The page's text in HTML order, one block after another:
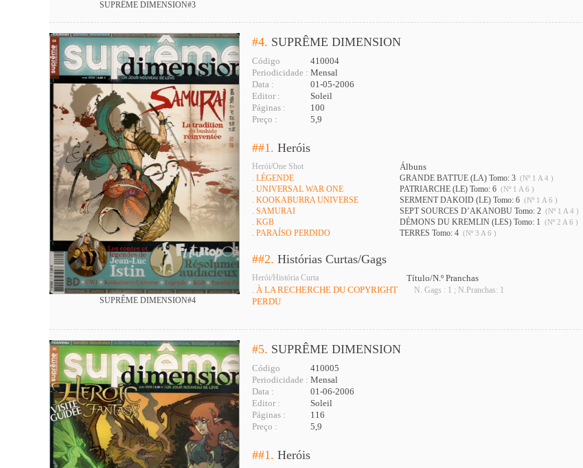
SUPRÊME DIMENSION#3
SUPRÊME DIMENSION#4
#4. SUPRÊME DIMENSION
Código
410004
Periodicidade : Mensal
Data :
01-05-2006
Editor :
Soleil
Páginas :
100
Preço :
5,9
##1. Heróis
Herói/One Shot Álbuns
. LÉGENDE GRANDE BATTUE (LA) Tomo: 3 (Nº 1 A 4 )
. UNIVERSAL WAR ONE PATRIARCHE (LE) Tomo: 6 (Nº 1 A 6 )
. KOOKABURRA UNIVERSE SERMENT DAKOID (LE) Tomo: 6 (Nº 1 A 6 )
. SAMURAI SEPT SOURCES D’AKANOBU Tomo: 2 (Nº 1 A 4 )
. KGB DÉMONS DU KREMLIN (LES) Tomo: 1 (Nº 2 A 6 )
. PARAÍSO PERDIDO TERRES Tomo: 4 (Nº 3 A 6 )
##2. Histórias Curtas/Gags
Herói/História Curta
Título/N.º Pranchas
. À LA RECHERCHE DU COPYRIGHT
PERDU
N. Gags : 1 ; N.Pranchas: 1
#5. SUPRÊME DIMENSION
Código
410005
Periodicidade : Mensal
Data :
01-06-2006
Editor :
Soleil
Páginas :
116
Preço :
5,9
##1. Heróis